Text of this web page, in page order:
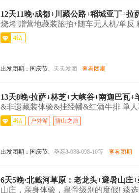
12天11晚·成都+川藏公路+稻城亚丁+拉
烧烤 赠营地藏装旅拍+随车无人机/单反
4钻
出发团期： 国庆节、 天天发团 查看团期
13天8晚·拉萨+林芝+大峡谷+南迦巴瓦
&非遗藏装体验&挂经幡&红酒牛排 单
气&2人以上专车接送...>
4钻 户外游 雪山之旅
出发团期： 国庆节、 圣诞8-088-098-10等 查看团期
6天5晚·北戴河草原：老龙头+避暑山庄
山庄，亲身体验，皇帝级别的度假! 臻